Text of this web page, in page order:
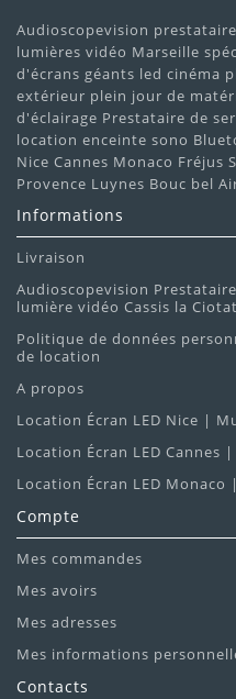
Audioscopevision
lumières vidéo Marseille
d'écrans géants led cinéma
extérieur plein jour de
d'éclairage Prestataire de
location enceinte sono
Nice Cannes Monaco Fréjus
Provence Luynes Bouc bel
Informations
Livraison
Audioscopevision
lumière vidéo Cassis la
Politique de données
de location
A propos
Location Écran LED Nice |
Location Écran LED Cannes
Location Écran LED
Compte
Mes commandes
Mes avoirs
Mes adresses
Mes informations
Contacts